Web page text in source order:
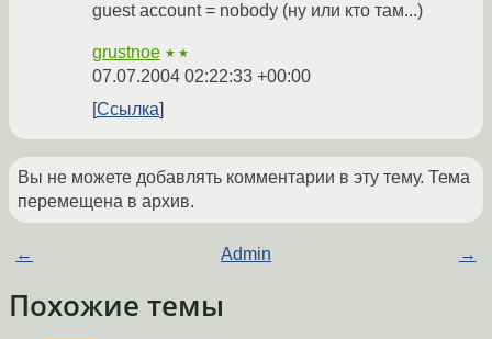
guest account = nobody (ну или кто там...)
grustnoe ★★
07.07.2004 02:22:33 +00:00
Ссылка
Вы не можете добавлять комментарии в эту тему. Тема
перемещена в архив.
← Admin →
Похожие темы